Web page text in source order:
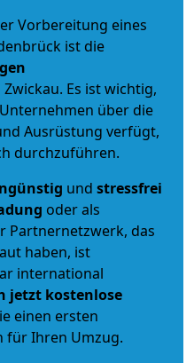
Vorbereitung eines
ist die
Es ist wichtig,
über die
Ausrüstung verfügt,
durchzuführen.
und stressfrei
oder als
Partnernetzwerk, das
haben, ist
international
jetzt kostenlose
einen ersten
für Ihren Umzug.